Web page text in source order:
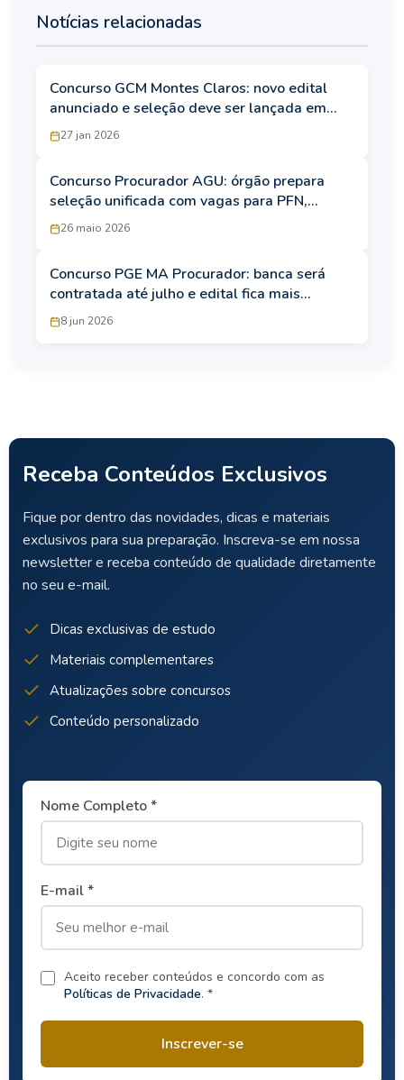
Notícias relacionadas
Concurso GCM Montes Claros: novo edital
anunciado e seleção deve ser lançada em
breve
27 jan 2026
Concurso Procurador AGU: órgão prepara
seleção unificada com vagas para PFN,
Procurador Federal e Bacen
26 maio 2026
Concurso PGE MA Procurador: banca será
contratada até julho e edital fica mais
próximo
8 jun 2026
Receba Conteúdos Exclusivos
Fique por dentro das novidades, dicas e materiais
exclusivos para sua preparação. Inscreva-se em nossa
newsletter e receba conteúdo de qualidade diretamente
no seu e-mail.
Dicas exclusivas de estudo
Materiais complementares
Atualizações sobre concursos
Conteúdo personalizado
Nome Completo *
E-mail *
Aceito receber conteúdos e concordo com as
Políticas de Privacidade. *
Inscrever-se